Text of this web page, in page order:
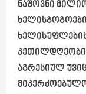
ნაშოვნი
აგრესიულ